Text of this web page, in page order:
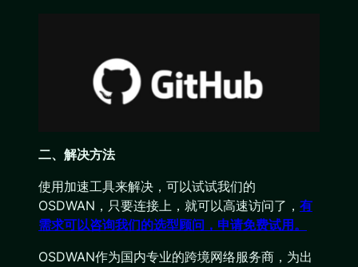
二、解决方法
使用加速工具来解决，可以试试我们的
OSDWAN，只要连接上，就可以高速访问了， 有
需求可以咨询我们的选型顾问，申请免费试用。
OSDWAN作为国内专业的跨境网络服务商，为出